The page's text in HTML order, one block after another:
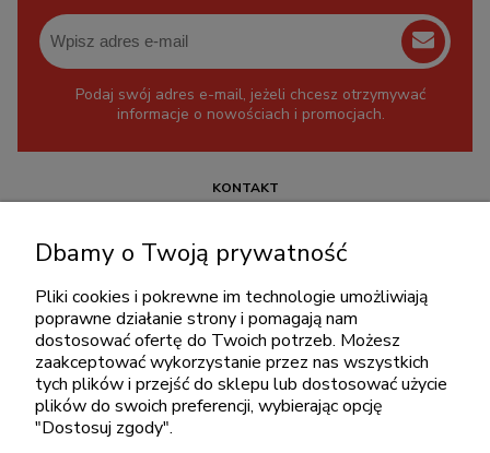
Podaj swój adres e-mail, jeżeli chcesz otrzymywać
informacje o nowościach i promocjach.
KONTAKT
pon.-piąt.: 08:00-16:00
sklep@cebit.pl
ZAKUPY
Dbamy o Twoją prywatność
Pliki cookies i pokrewne im technologie umożliwiają
poprawne działanie strony i pomagają nam
dostosować ofertę do Twoich potrzeb. Możesz
zaakceptować wykorzystanie przez nas wszystkich
tych plików i przejść do sklepu lub dostosować użycie
plików do swoich preferencji, wybierając opcję
"Dostosuj zgody".